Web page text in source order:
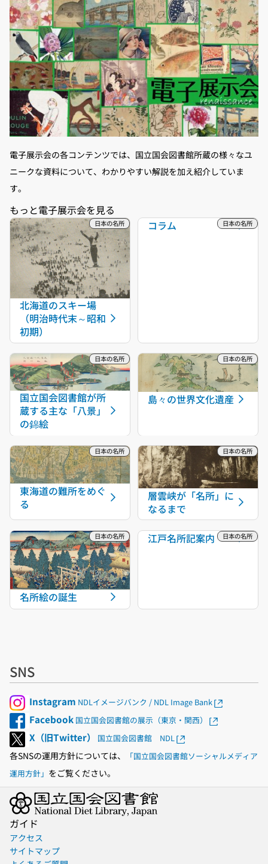
電子展示会の各コンテンツでは、国立国会図書館所蔵の様々なユ
ニークな資料について、わかりやすい解説を加え紹介していま
す。
北海道のスキー場
（明治時代末～昭和
初期）
コラム
国立国会図書館が所
蔵する主な「八景」
の錦絵
島々の世界文化遺産
東海道の難所をめぐ
る
層雲峡が「名所」に
なるまで
名所絵の誕生
江戸名所記案内
SNS
Instagram NDLイメージバンク / NDL Image Bank
Facebook 国立国会図書館の展示（東京・関西）
X（旧Twitter） 国立国会図書館 NDL
各SNSの運用方針については、
「国立国会図書館ソーシャルメディア
運用方針」 をご覧ください。
ガイド
アクセス
サイトマップ